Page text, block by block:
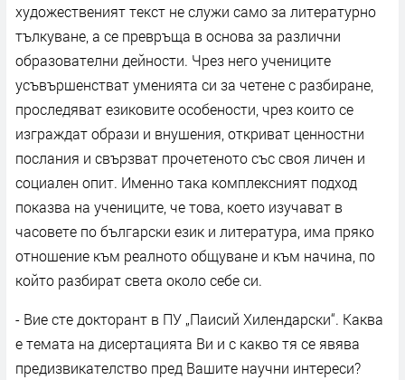
художественият текст не служи само за литературно
тълкуване, а се превръща в основа за различни
образователни дейности. Чрез него учениците
усъвършенстват уменията си за четене с разбиране,
проследяват езиковите особености, чрез които се
изграждат образи и внушения, откриват ценностни
послания и свързват прочетеното със своя личен и
социален опит. Именно така комплексният подход
показва на учениците, че това, което изучават в
часовете по български език и литература, има пряко
отношение към реалното общуване и към начина, по
който разбират света около себе си.
- Вие сте докторант в ПУ „Паисий Хилендарски“. Каква
е темата на дисертацията Ви и с какво тя се явява
предизвикателство пред Вашите научни интереси?